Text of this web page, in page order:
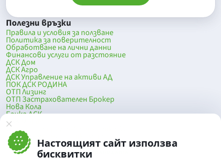
Настоящият сайт използва
бисквитки
Полезни връзки
Правила и условия за ползване
Политика за поверителност
Обработване на лични данни
Финансови услуги от разстояние
ДСК Дом
ДСК Агро
ДСК Управление на активи АД
ПОК ДСК РОДИНА
ОТП Лизинг
ОТП Застрахователен Брокер
Нова Кола
Банка ДСК
DSK Mobile
Оферти за продажба от Банка ДСК
Клонова мрежа и банкомати
До началото на страницата